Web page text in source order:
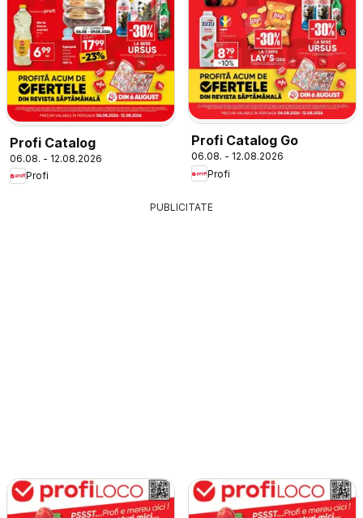
Profi Catalog
06.08. - 12.08.2026
Profi
Profi Catalog Go
06.08. - 12.08.2026
Profi
PUBLICITATE